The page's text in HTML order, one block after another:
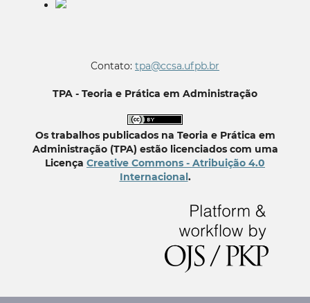
Contato: tpa@ccsa.ufpb.br
TPA - Teoria e Prática em Administração
Os trabalhos publicados na Teoria e Prática em
Administração (TPA) estão licenciados com uma
Licença Creative Commons - Atribuição 4.0
Internacional.